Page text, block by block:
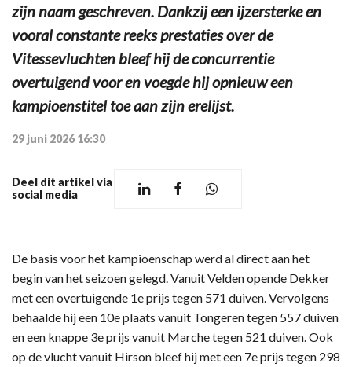
zijn naam geschreven. Dankzij een ijzersterke en
vooral constante reeks prestaties over de
Vitessevluchten bleef hij de concurrentie
overtuigend voor en voegde hij opnieuw een
kampioenstitel toe aan zijn erelijst.
29 juni 2026 16:30
Deel dit artikel via
social media
De basis voor het kampioenschap werd al direct aan het
begin van het seizoen gelegd. Vanuit Velden opende Dekker
met een overtuigende 1e prijs tegen 571 duiven. Vervolgens
behaalde hij een 10e plaats vanuit Tongeren tegen 557 duiven
en een knappe 3e prijs vanuit Marche tegen 521 duiven. Ook
op de vlucht vanuit Hirson bleef hij met een 7e prijs tegen 298